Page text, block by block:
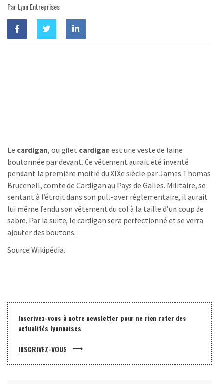
Par Lyon Entreprises
Le cardigan, ou gilet cardigan est une veste de laine
boutonnée par devant. Ce vêtement aurait été inventé
pendant la première moitié du XIXe siècle par James Thomas
Brudenell, comte de Cardigan au Pays de Galles. Militaire, se
sentant à l’étroit dans son pull-over réglementaire, il aurait
lui même fendu son vêtement du col à la taille d’un coup de
sabre. Par la suite, le cardigan sera perfectionné et se verra
ajouter des boutons.
Source Wikipédia.
Inscrivez-vous à notre newsletter pour ne rien rater des
actualités lyonnaises
INSCRIVEZ-VOUS trending_flat